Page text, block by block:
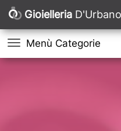
Gioielleria D'Urbano
Menù Categorie